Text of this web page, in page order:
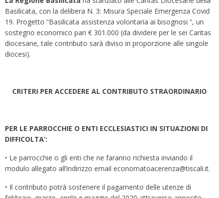
Basilicata, con la delibera N. 3: Misura Speciale Emergenza Covid
19. Progetto “Basilicata assistenza volontaria ai bisognosi “, un
sostegno economico pari € 301.000 (da dividere per le sei Caritas
diocesane, tale contributo sarà diviso in proporzione alle singole
diocesi).
CRITERI PER ACCEDERE AL CONTRIBUTO STRAORDINARIO
PER LE PARROCCHIE O ENTI ECCLESIASTICI IN SITUAZIONI DI
DIFFICOLTA’:
• Le parrocchie o gli enti che ne faranno richiesta inviando il
modulo allegato all’indirizzo email economatoacerenza@tiscali.it.
• Il contributo potrà sostenere il pagamento delle utenze di